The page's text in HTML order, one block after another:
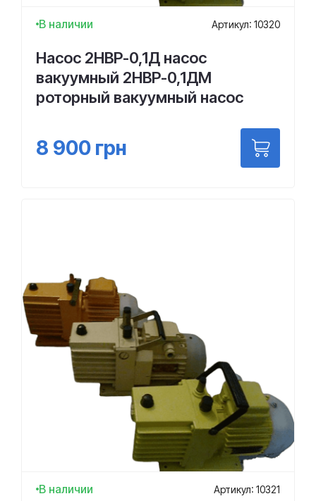
В наличии Артикул: 10320
Насос 2НВР-0,1Д насос
вакуумный 2НВР-0,1ДМ
роторный вакуумный насос
8 900 грн
В наличии Артикул: 10321